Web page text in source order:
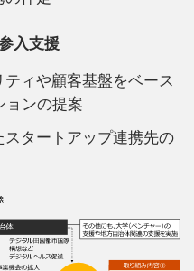
入支援
ィや顧客基盤をベース
ョンの提案
タートアップ連携先の